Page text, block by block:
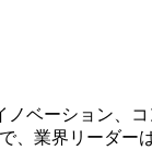
ノベーション、
、業界リーダ